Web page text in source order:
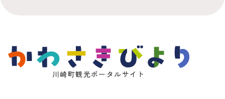
川崎町観光ポータルサイト